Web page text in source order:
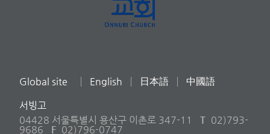
Global site English 日本語 中國語
서빙고
04428 서울특별시 용산구 이촌로 347-11
T 02)793-
9686
F 02)796-0747